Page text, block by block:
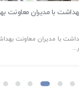
با مدیران معاونت
با مدیران معاونت